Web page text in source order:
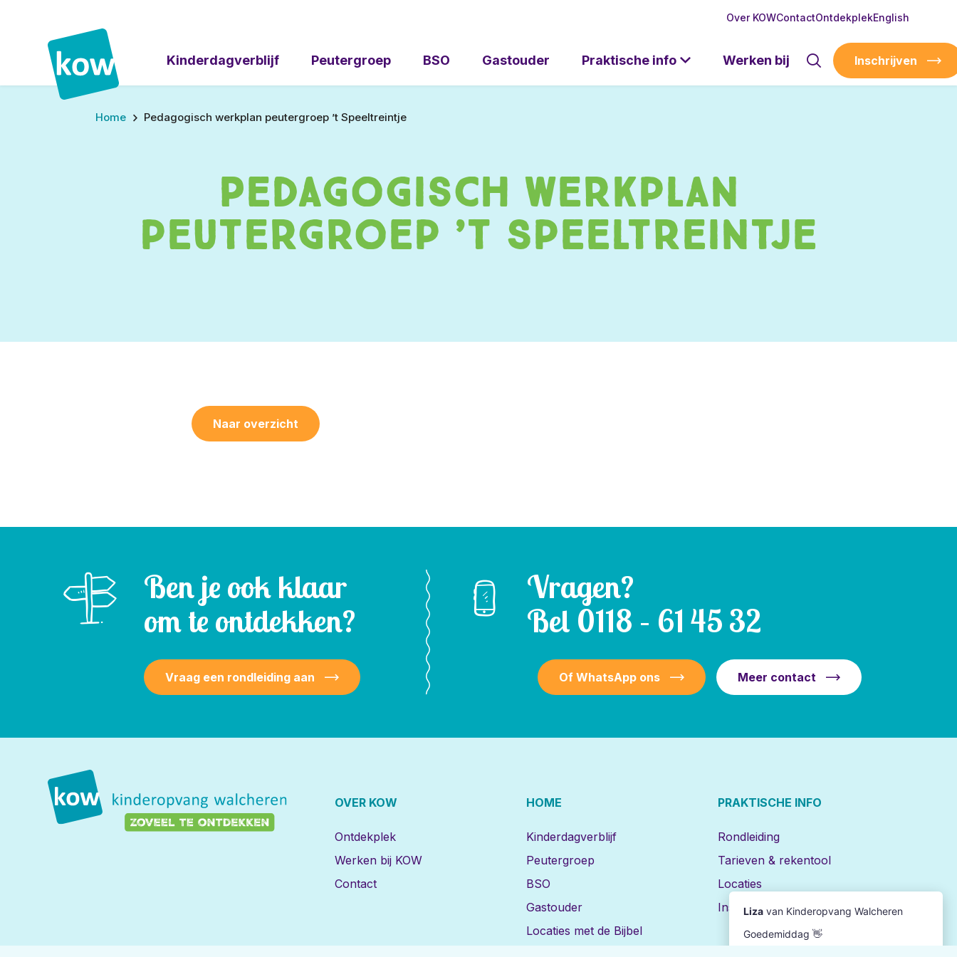
Over KOWContactOntdekplekEnglish
Kinderdagverblijf Peutergroep BSO Gastouder Praktische info Werken bij Inschrijven
Home Pedagogisch werkplan peutergroep ’t Speeltreintje
Pedagogisch werkplan
peutergroep ’t Speeltreintje
Naar overzicht
Ben je ook klaar
om te ontdekken?
Vraag een rondleiding aan
Vragen?
Bel 0118 – 61 45 32
Of WhatsApp ons Meer contact
OVER KOW
Ontdekplek
Werken bij KOW
Contact
HOME
Kinderdagverblijf
Peutergroep
BSO
Gastouder
Locaties met de Bijbel
PRAKTISCHE INFO
Rondleiding
Tarieven & rekentool
Locaties
Inschrijven